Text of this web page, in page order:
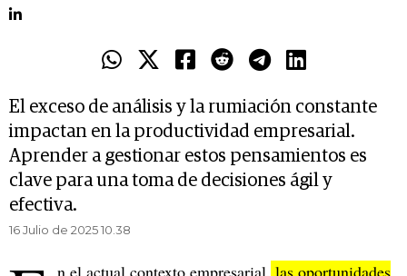
El exceso de análisis y la rumiación constante
impactan en la productividad empresarial.
Aprender a gestionar estos pensamientos es
clave para una toma de decisiones ágil y
efectiva.
16 Julio de 2025 10.38
n el actual contexto empresarial, las oportunidades